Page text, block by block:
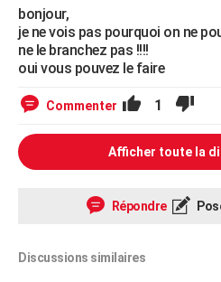
S'inscrire
Se connecter
Lycées
Collèges
Primaires
Universités
Entreprises
Service militaire
Avis de recherche
AVIS DE DÉCÈS
FORUM
bonjour,
je ne vois pas pourquoi on ne
ne le branchez pas !!!!
oui vous pouvez le faire
Commenter 1
Afficher toute la
Répondre
Discussions similaires